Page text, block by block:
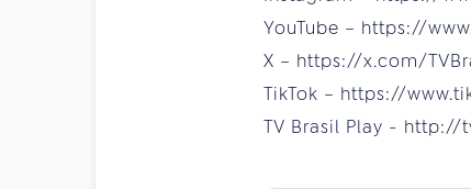
YouTube – https://
X – https://x.com/
TikTok – https://
TV Brasil Play - http://